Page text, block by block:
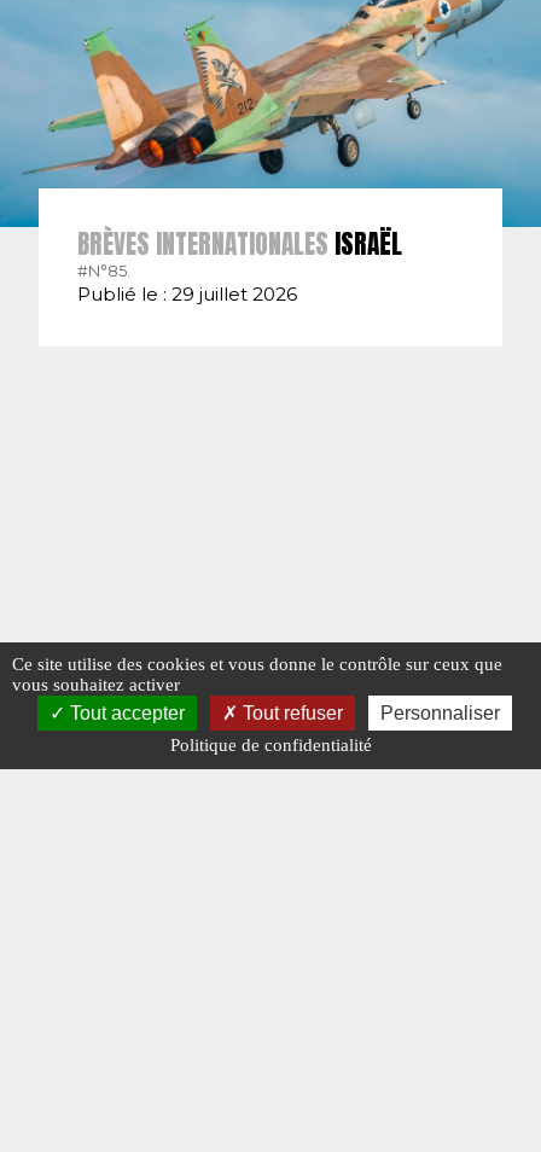
BRÈVES INTERNATIONALES ISRAËL
#N°85.
Publié le : 29 juillet 2026
Ce site utilise des cookies et vous donne le contrôle sur ceux que
vous souhaitez activer
Tout accepter Tout refuser Personnaliser
Politique de confidentialité